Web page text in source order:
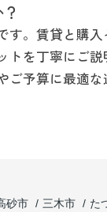
す。賃貸と購
トを丁寧にご
ご予算に最適
砂市 三木市 た